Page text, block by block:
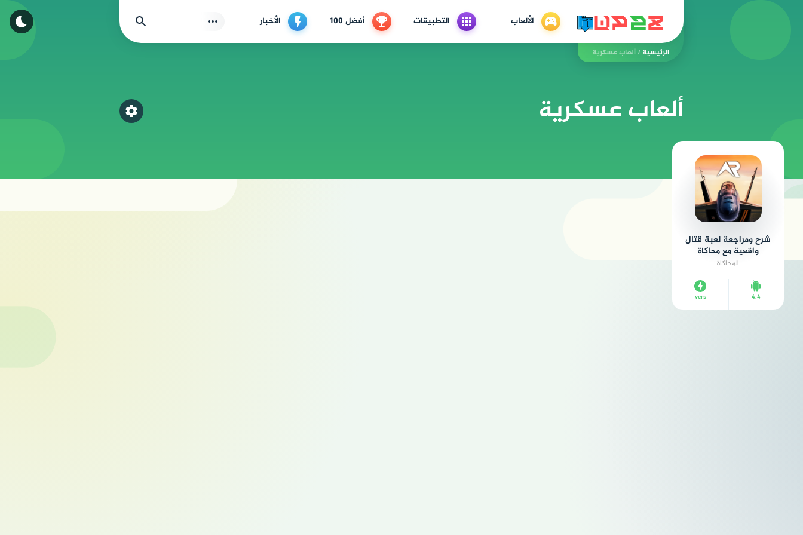
الألعاب التطبيقات أفضل 100 الأخبار بحث
الرئيسية /ألعاب عسكرية
ألعاب عسكرية اختر قسم
شرح ومراجعة لعبة قتال
واقعية مع محاكاة
عسكرية متطورة
المحاكاة
4.4
vers